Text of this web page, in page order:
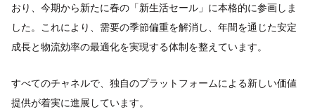
おり、今期から新たに春の「新生活セール」に本格的に参画しま
した。これにより、需要の季節偏重を解消し、年間を通じた安定
成長と物流効率の最適化を実現する体制を整えています。
すべてのチャネルで、独自のプラットフォームによる新しい価値
提供が着実に進展しています。